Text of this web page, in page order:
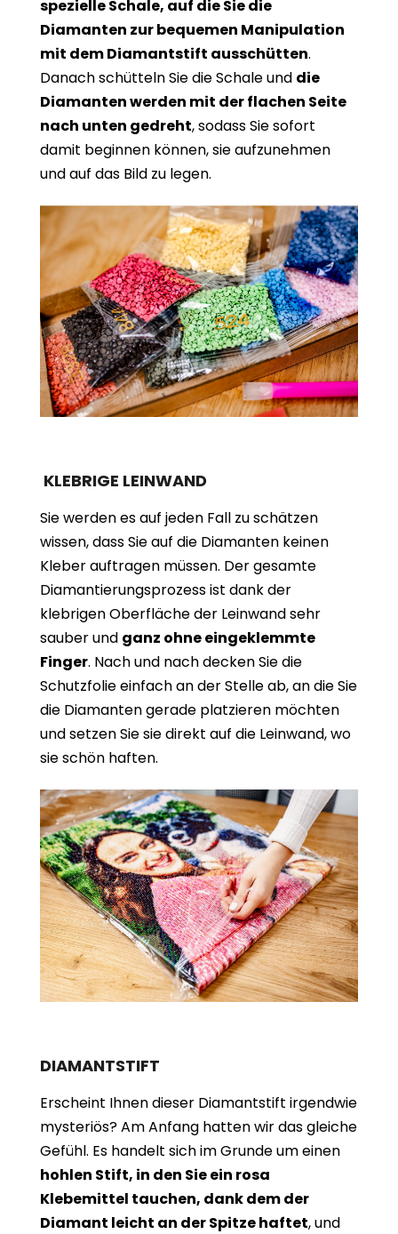
spezielle Schale, auf die Sie die
Diamanten zur bequemen Manipulation
mit dem Diamantstift ausschütten.
Danach schütteln Sie die Schale und die
Diamanten werden mit der flachen Seite
nach unten gedreht, sodass Sie sofort
damit beginnen können, sie aufzunehmen
und auf das Bild zu legen.
KLEBRIGE LEINWAND
Sie werden es auf jeden Fall zu schätzen
wissen, dass Sie auf die Diamanten keinen
Kleber auftragen müssen. Der gesamte
Diamantierungsprozess ist dank der
klebrigen Oberfläche der Leinwand sehr
sauber und ganz ohne eingeklemmte
Finger. Nach und nach decken Sie die
Schutzfolie einfach an der Stelle ab, an die Sie
die Diamanten gerade platzieren möchten
und setzen Sie sie direkt auf die Leinwand, wo
sie schön haften.
DIAMANTSTIFT
Erscheint Ihnen dieser Diamantstift irgendwie
mysteriös? Am Anfang hatten wir das gleiche
Gefühl. Es handelt sich im Grunde um einen
hohlen Stift, in den Sie ein rosa
Klebemittel tauchen, dank dem der
Diamant leicht an der Spitze haftet, und